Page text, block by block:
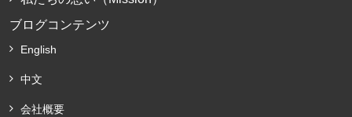
ブログコンテンツ
English
中文
会社概要